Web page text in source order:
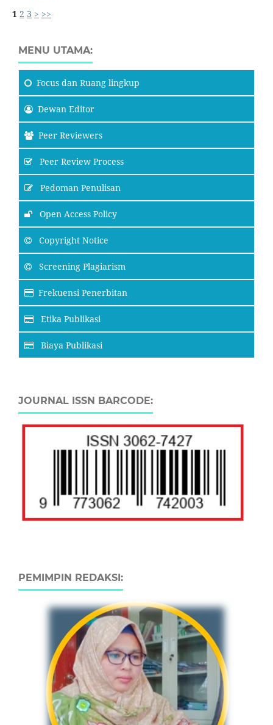
1 2 3 > >>
MENU UTAMA:
Focus dan Ruang lingkup
Dewan Editor
Peer Reviewers
Peer Review Process
Pedoman Penulisan
Open Access Policy
Copyright Notice
Screening Plagiarism
Frekuensi Penerbitan
Etika Publikasi
Biaya Publikasi
JOURNAL ISSN BARCODE:
PEMIMPIN REDAKSI: